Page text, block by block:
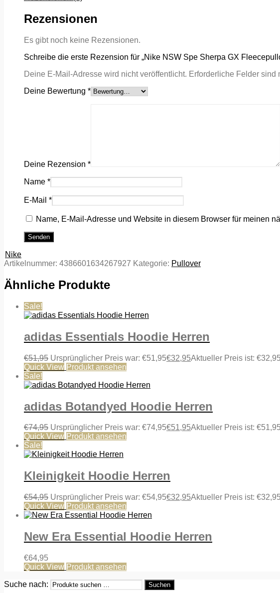
Rezensionen
Es gibt noch keine Rezensionen.
Schreibe die erste Rezension für „Nike NSW Spe Sherpa GX
Deine E-Mail-Adresse wird nicht veröffentlicht. Erforderliche Felder sind
Deine Bewertung *
Deine Rezension *
Name *
E-Mail *
Name, E-Mail-Adresse und Website in diesem Browser für meinen
Nike
Artikelnummer: 4386601634267927 Kategorie: Pullover
Ähnliche Produkte
Sale!
adidas Essentials Hoodie Herren
€51,95 Ursprünglicher Preis war: €51,95€32,95Aktueller Preis ist:
Quick View Produkt ansehen
Sale!
adidas Botandyed Hoodie Herren
€74,95 Ursprünglicher Preis war: €74,95€51,95Aktueller Preis ist:
Quick View Produkt ansehen
Sale!
Kleinigkeit Hoodie Herren
€54,95 Ursprünglicher Preis war: €54,95€32,95Aktueller Preis ist:
Quick View Produkt ansehen
New Era Essential Hoodie Herren
€64,95
Quick View Produkt ansehen
Suche nach: Suchen